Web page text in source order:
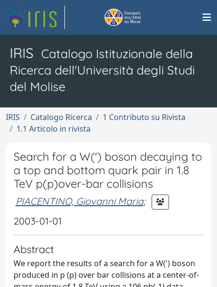
IRIS Catalogo Istituzionale della
Ricerca dell'Università degli Studi
del Molise
IRIS Catalogo Ricerca
1 Contributo su Rivista
1.1 Articolo in rivista
Search for a W(') boson decaying to
a top and bottom quark pair in 1.8
TeV p(p)over-bar collisions
PIACENTINO, Giovanni Maria;
2003-01-01
Abstract
We report the results of a search for a W(') boson
produced in p (p) over bar collisions at a center-of-